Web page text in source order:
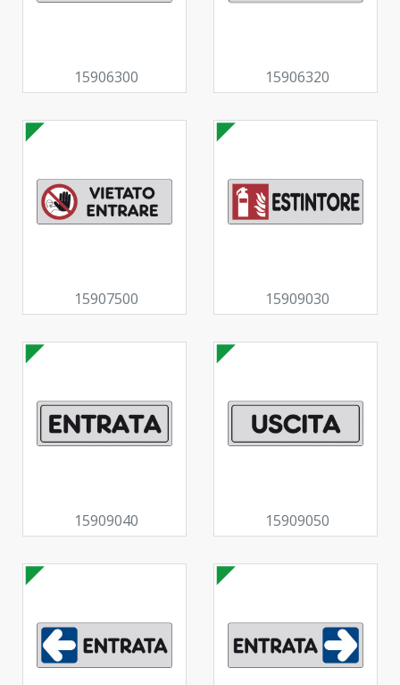
15906300 15906320
15907500 15909030
15909040 15909050